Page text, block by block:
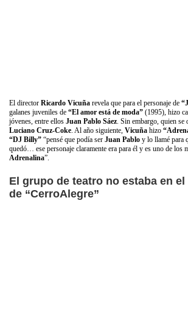
El director Ricardo Vicuña revela que para el personaje de
galanes juveniles de “El amor está de moda” (1995), hizo
jóvenes, entre ellos Juan Pablo Sáez. Sin embargo, quien se
Luciano Cruz-Coke. Al año siguiente, Vicuña hizo
“DJ Billy” “pensé que podía ser Juan Pablo y lo llamé para
quedó… ese personaje claramente era para él y es uno de los
Adrenalina”.
El grupo de teatro no estaba en
de “CerroAlegre”